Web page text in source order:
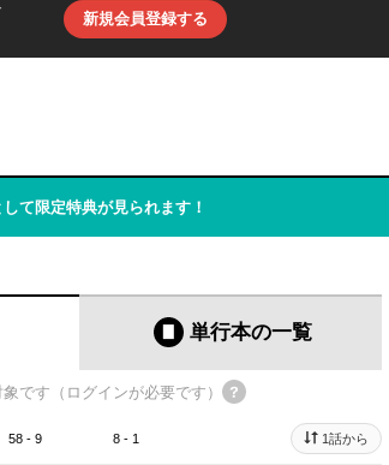
新規会員登録する
て限定特典が見られます！
単行本の一覧
象です（ログインが必要です）
58 - 9 8 - 1 1話から